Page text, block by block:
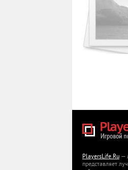
PlayersLife.Ru —
представляет